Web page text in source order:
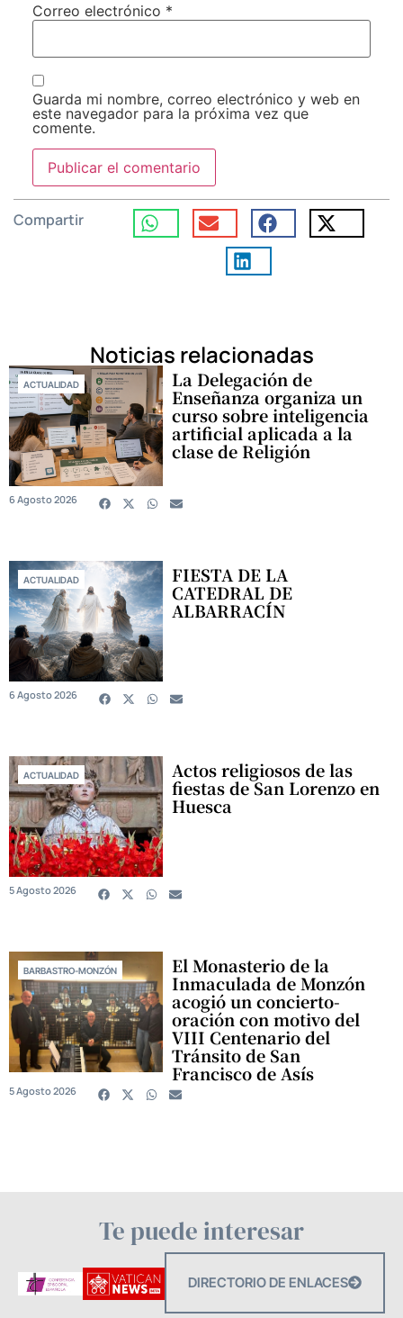
Correo electrónico *
Guarda mi nombre, correo electrónico y web en
este navegador para la próxima vez que
comente.
Compartir
Noticias relacionadas
ACTUALIDAD La Delegación de
Enseñanza organiza un
curso sobre inteligencia
artificial aplicada a la
clase de Religión
6 Agosto 2026
ACTUALIDAD FIESTA DE LA
CATEDRAL DE
ALBARRACÍN
6 Agosto 2026
ACTUALIDAD Actos religiosos de las
fiestas de San Lorenzo en
Huesca
5 Agosto 2026
BARBASTRO-MONZÓN El Monasterio de la
Inmaculada de Monzón
acogió un concierto-
oración con motivo del
VIII Centenario del
Tránsito de San
Francisco de Asís
5 Agosto 2026
Te puede interesar
DIRECTORIO DE ENLACES